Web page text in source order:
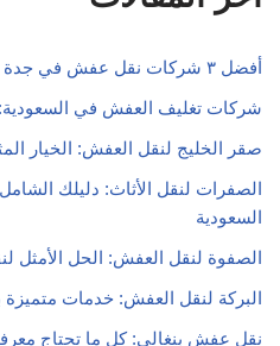
أفضل ٣ شركات نقل عفش في جدة لعام ٢٠٢٥ م
شركات تغليف العفش في السعودية:
صقر الخليج لنقل العفش: الخيار
الصفرات لنقل الأثاث: دليلك
السعودية
الصفوة لنقل العفش: الحل الأمثل
البركة لنقل العفش: خدمات متميزة
نقل عفش بنغالي: كل ما تحتاج